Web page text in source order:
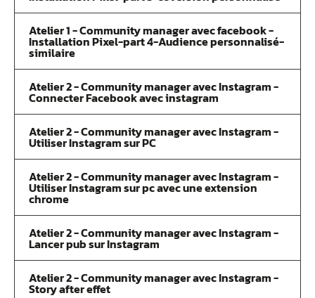
Atelier 1 - Community manager avec facebook -
Installation Pixel-part 4-Audience personnalisé-
similaire
Atelier 2 - Community manager avec Instagram -
Connecter Facebook avec instagram
Atelier 2 - Community manager avec Instagram -
Utiliser Instagram sur PC
Atelier 2 - Community manager avec Instagram -
Utiliser Instagram sur pc avec une extension
chrome
Atelier 2 - Community manager avec Instagram -
Lancer pub sur Instagram
Atelier 2 - Community manager avec Instagram -
Story after effet